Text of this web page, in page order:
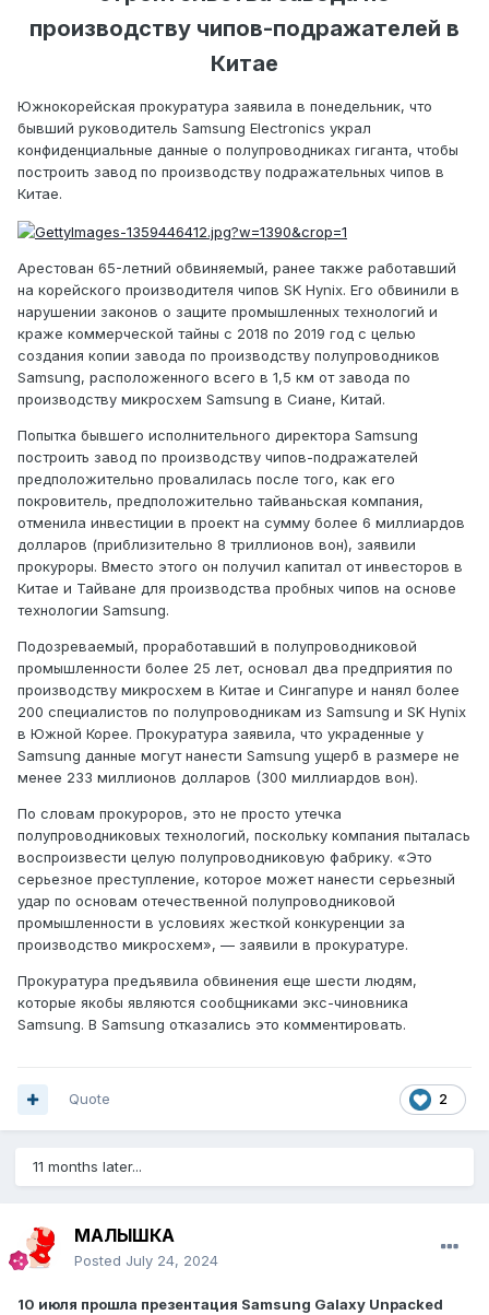
производству чипов-подражателей в
Китае
Южнокорейская прокуратура заявила в понедельник, что
бывший руководитель Samsung Electronics украл
конфиденциальные данные о полупроводниках гиганта, чтобы
построить завод по производству подражательных чипов в
Китае.
Арестован 65-летний обвиняемый, ранее также работавший
на корейского производителя чипов SK Hynix. Его обвинили в
нарушении законов о защите промышленных технологий и
краже коммерческой тайны с 2018 по 2019 год с целью
создания копии завода по производству полупроводников
Samsung, расположенного всего в 1,5 км от завода по
производству микросхем Samsung в Сиане, Китай.
Попытка бывшего исполнительного директора Samsung
построить завод по производству чипов-подражателей
предположительно провалилась после того, как его
покровитель, предположительно тайваньская компания,
отменила инвестиции в проект на сумму более 6 миллиардов
долларов (приблизительно 8 триллионов вон), заявили
прокуроры. Вместо этого он получил капитал от инвесторов в
Китае и Тайване для производства пробных чипов на основе
технологии Samsung.
Подозреваемый, проработавший в полупроводниковой
промышленности более 25 лет, основал два предприятия по
производству микросхем в Китае и Сингапуре и нанял более
200 специалистов по полупроводникам из Samsung и SK Hynix
в Южной Корее. Прокуратура заявила, что украденные у
Samsung данные могут нанести Samsung ущерб в размере не
менее 233 миллионов долларов (300 миллиардов вон).
По словам прокуроров, это не просто утечка
полупроводниковых технологий, поскольку компания пыталась
воспроизвести целую полупроводниковую фабрику. «Это
серьезное преступление, которое может нанести серьезный
удар по основам отечественной полупроводниковой
промышленности в условиях жесткой конкуренции за
производство микросхем», — заявили в прокуратуре.
Прокуратура предъявила обвинения еще шести людям,
которые якобы являются сообщниками экс-чиновника
Samsung. В Samsung отказались это комментировать.
2
Quote
11 months later...
МАЛЫШКА
Posted July 24, 2024
10 июля прошла презентация Samsung Galaxy Unpacked